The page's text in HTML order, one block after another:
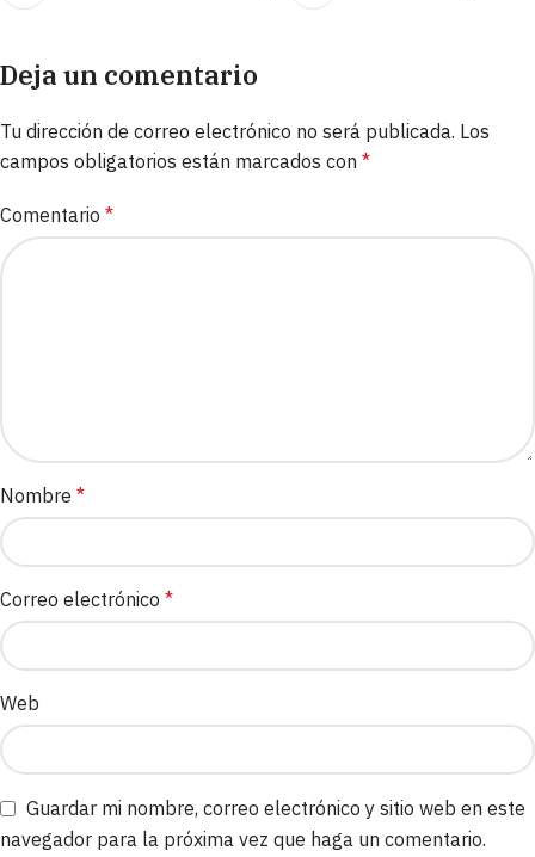
Deja un comentario
Tu dirección de correo electrónico no será publicada. Los
campos obligatorios están marcados con *
Comentario *
Nombre *
Correo electrónico *
Web
Guardar mi nombre, correo electrónico y sitio web en este
navegador para la próxima vez que haga un comentario.